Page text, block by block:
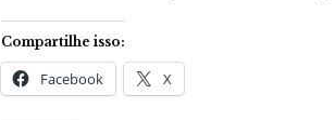
Compartilhe isso:
Facebook X